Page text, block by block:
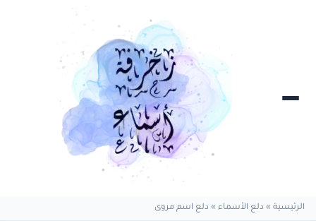
الرئيسية » دلع الأسماء » دلع اسم مروى